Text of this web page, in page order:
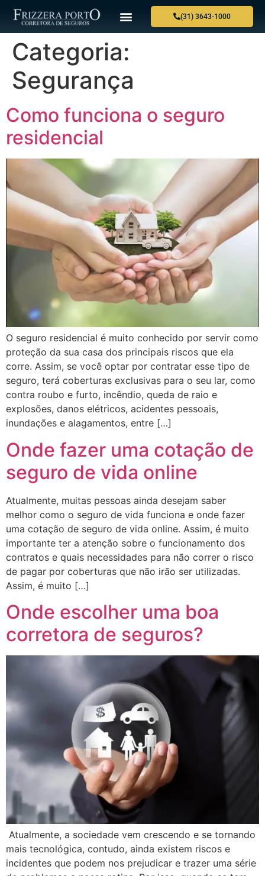
(31) 3643-1000
Categoria:
Segurança
Como funciona o seguro
residencial
O seguro residencial é muito conhecido por servir como
proteção da sua casa dos principais riscos que ela
corre. Assim, se você optar por contratar esse tipo de
seguro, terá coberturas exclusivas para o seu lar, como
contra roubo e furto, incêndio, queda de raio e
explosões, danos elétricos, acidentes pessoais,
inundações e alagamentos, entre […]
Onde fazer uma cotação de
seguro de vida online
Atualmente, muitas pessoas ainda desejam saber
melhor como o seguro de vida funciona e onde fazer
uma cotação de seguro de vida online. Assim, é muito
importante ter a atenção sobre o funcionamento dos
contratos e quais necessidades para não correr o risco
de pagar por coberturas que não irão ser utilizadas.
Assim, é muito […]
Onde escolher uma boa
corretora de seguros?
Atualmente, a sociedade vem crescendo e se tornando
mais tecnológica, contudo, ainda existem riscos e
incidentes que podem nos prejudicar e trazer uma série